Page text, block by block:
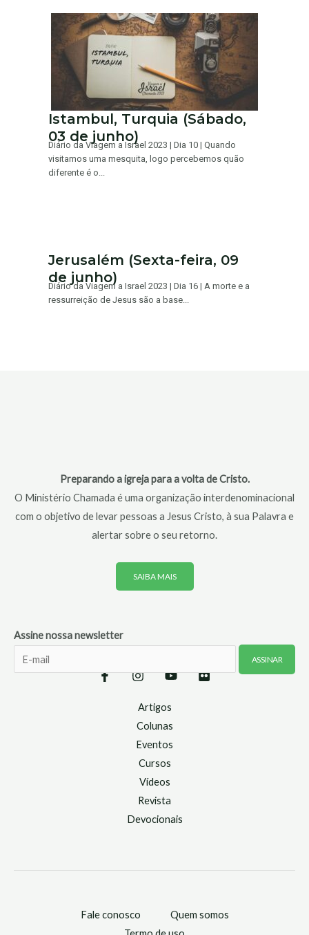
Istambul, Turquia (Sábado,
03 de junho)
Diário da Viagem a Israel 2023 | Dia 10 | Quando
visitamos uma mesquita, logo percebemos quão
diferente é o...
Jerusalém (Sexta-feira, 09
de junho)
Diário da Viagem a Israel 2023 | Dia 16 | A morte e a
ressurreição de Jesus são a base...
Preparando a igreja para a volta de Cristo.
O Ministério Chamada é uma organização interdenominacional
com o objetivo de levar pessoas a Jesus Cristo, à sua Palavra e
alertar sobre o seu retorno.
SAIBA MAIS
Assine nossa newsletter
Artigos
Colunas
Eventos
Cursos
Vídeos
Revista
Devocionais
Fale conosco
Quem somos